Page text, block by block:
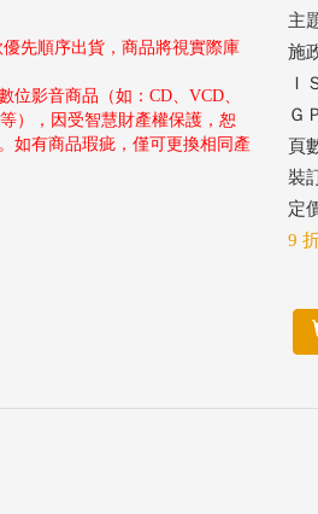
先順序出貨，商品將視實際庫
位影音商品（如：CD、VCD、
），因受智慧財產權保護，恕
如有商品瑕疵，僅可更換相同產
主
施
Ｉ
Ｇ
頁
裝
定
9